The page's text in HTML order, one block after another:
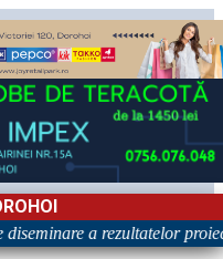
a rezultatelor